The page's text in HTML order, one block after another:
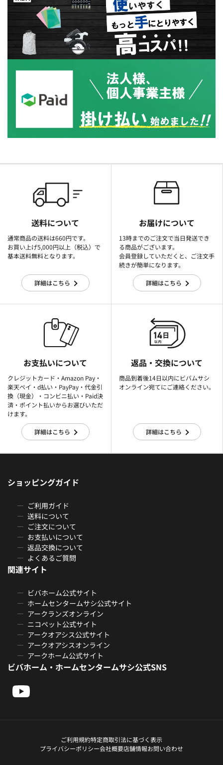
送料について
通常商品の送料は660円です。
お買い上げ5,000円以上（税込）で
基本送料無料となります。
詳細はこちら
お届けについて
13時までのご注文で当日発送でき
る商品がございます。
会員登録していただくと、ご注文手
続きが簡単になります。
詳細はこちら
お支払いについて
クレジットカード・Amazon Pay・
楽天ぺイ・d払い・PayPay・代金引
換（現金）・コンビニ払い・Paid決
済・ポイント払いからお選びいただ
けます。
詳細はこちら
返品・交換について
商品到着後14日以内にビバムサシ
オンライン宛てにご連絡ください。
詳細はこちら
ショッピングガイド
ご利用ガイド
送料について
ご注文について
お支払いについて
返品交換について
よくあるご質問
関連サイト
ビバホーム公式サイト
ホームセンタームサシ公式サイト
アークランズオンライン
ニコペット公式サイト
アークオアシス公式サイト
アークオアシスオンライン
アークホーム公式サイト
ビバホーム・ホームセンタームサシ公式SNS
ご利用規約特定商取引法に基づく表示
プライバシーポリシー会社概要店舗情報お問い合わせ